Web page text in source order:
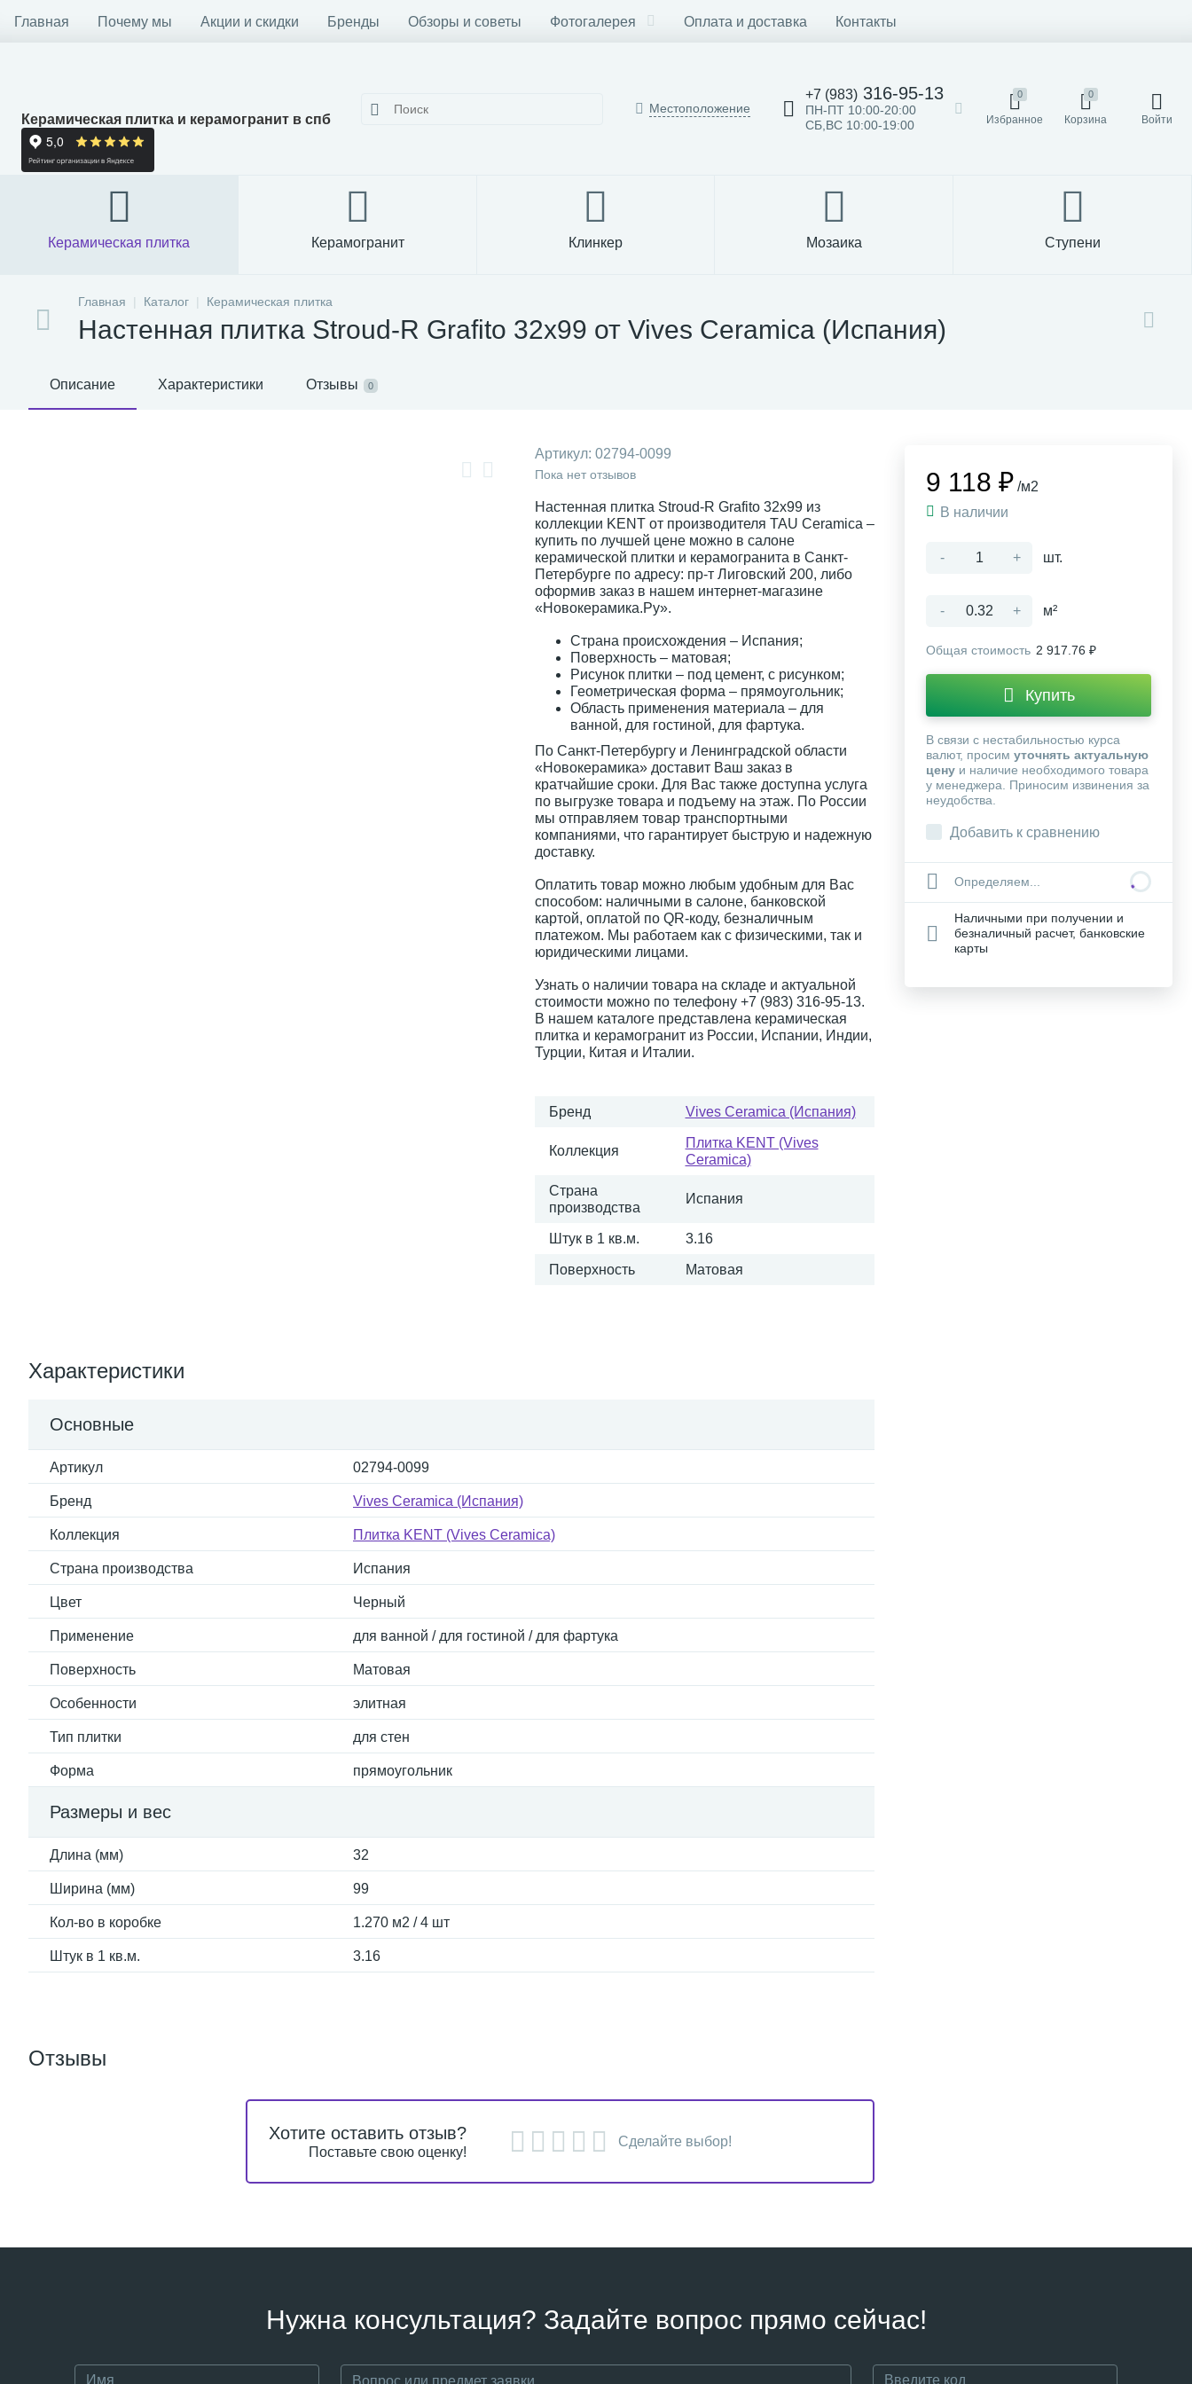
Главная Почему мы Акции и скидки Бренды Обзоры и советы Фотогалерея Оплата и доставка Контакты
Керамическая плитка и керамогранит в спб
Местоположение
+7 (983) 316-95-13
ПН-ПТ 10:00-20:00
СБ,ВС 10:00-19:00
0
Избранное
0
Корзина Войти
Керамическая плитка Керамогранит Клинкер Мозаика Ступени
Главная Каталог Керамическая плитка
Настенная плитка Stroud-R Grafito 32x99 от Vives Ceramica (Испания)
Описание Характеристики Отзывы 0
Артикул: 02794-0099
Пока нет отзывов
Настенная плитка Stroud-R Grafito 32x99 из
коллекции KENT от производителя TAU Ceramica –
купить по лучшей цене можно в салоне
керамической плитки и керамогранита в Санкт-
Петербурге по адресу: пр-т Лиговский 200, либо
оформив заказ в нашем интернет-магазине
«Новокерамика.Ру».
Страна происхождения – Испания;
Поверхность – матовая;
Рисунок плитки – под цемент, с рисунком;
Геометрическая форма – прямоугольник;
Область применения материала – для
ванной, для гостиной, для фартука.
По Санкт-Петербургу и Ленинградской области
«Новокерамика» доставит Ваш заказ в
кратчайшие сроки. Для Вас также доступна услуга
по выгрузке товара и подъему на этаж. По России
мы отправляем товар транспортными
компаниями, что гарантирует быструю и надежную
доставку.
Оплатить товар можно любым удобным для Вас
способом: наличными в салоне, банковской
картой, оплатой по QR-коду, безналичным
платежом. Мы работаем как с физическими, так и
юридическими лицами.
Узнать о наличии товара на складе и актуальной
стоимости можно по телефону +7 (983) 316-95-13.
В нашем каталоге представлена керамическая
плитка и керамогранит из России, Испании, Индии,
Турции, Китая и Италии.
Бренд Vives Ceramica (Испания)
Коллекция
Плитка KENT (Vives
Ceramica)
Страна
производства
Испания
Штук в 1 кв.м. 3.16
Поверхность Матовая
Характеристики
Основные
Артикул 02794-0099
Бренд Vives Ceramica (Испания)
Коллекция Плитка KENT (Vives Ceramica)
Страна производства Испания
Цвет Черный
Применение для ванной / для гостиной / для фартука
Поверхность Матовая
Особенности элитная
Тип плитки для стен
Форма прямоугольник
Размеры и вес
Длина (мм) 32
Ширина (мм) 99
Кол-во в коробке 1.270 м2 / 4 шт
Штук в 1 кв.м. 3.16
9 118 ₽ /м2
В наличии
- + шт.
- + м²
Общая стоимость 2 917.76 ₽
Купить
В связи с нестабильностью курса
валют, просим уточнять актуальную
цену и наличие необходимого товара
у менеджера. Приносим извинения за
неудобства.
Добавить к сравнению
Определяем...
Наличными при получении и
безналичный расчет, банковские
карты
Отзывы
Хотите оставить отзыв?
Поставьте свою оценку!
Сделайте выбор!
Нужна консультация? Задайте вопрос прямо сейчас!